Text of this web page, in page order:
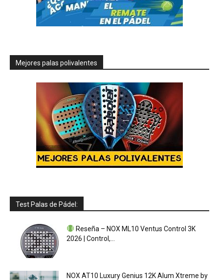
Mejores palas polivalentes
Test Palas de Pádel:
Reseña – NOX ML10 Ventus Control 3K
2026 | Control,...
NOX AT10 Luxury Genius 12K Alum Xtreme by